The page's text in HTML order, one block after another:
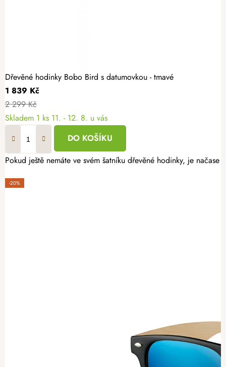
Dřevěné hodinky Bobo Bird s datumovkou - tmavé
1 839 Kč
2 299 Kč
Skladem 1 ks 11. - 12. 8. u vás
DO KOŠÍKU
Pokud ještě nemáte ve svém šatníku dřevěné hodinky, je
-20%